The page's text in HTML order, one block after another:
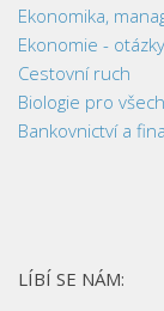
Ekonomika,
Ekonomie - otázky
Cestovní ruch
Biologie pro
Bankovnictví a
LÍBÍ SE NÁM: